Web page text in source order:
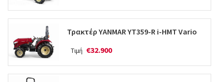
Τρακτέρ YANMAR YT359-R i-HMT Vario
Τιμή €32.900